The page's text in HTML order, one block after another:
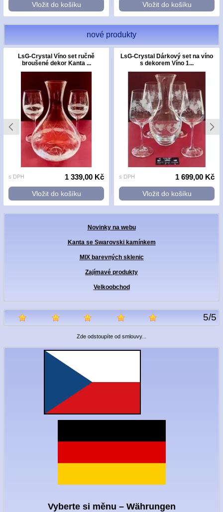
Novinky na webu
Kanta se Swarovski kamínkem
MIX barevných sklenic
Zajímavé produkty
Velkoobchod
5/5
Zde odstoupíte od smlouvy...
Vyberte si měnu – Währungen
Vložit do košíku Vložit do košíku
nové produkty
LsG-Crystal Víno set ručně
broušené dekor Kanta ...
s DPH 1 339,00 Kč
Vložit do košíku
LsG-Crystal Dárkový set na víno
s dekorem Víno 1...
s DPH 1 699,00 Kč
Vložit do košíku